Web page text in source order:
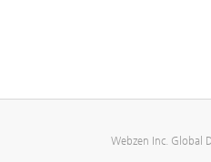
Webzen Inc. Global